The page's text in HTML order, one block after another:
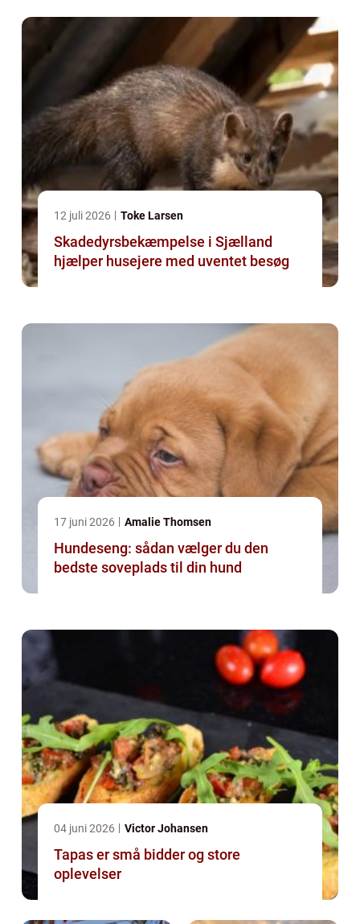
12 juli 2026 Toke Larsen
Skadedyrsbekæmpelse i Sjælland
hjælper husejere med uventet besøg
17 juni 2026 Amalie Thomsen
Hundeseng: sådan vælger du den
bedste soveplads til din hund
04 juni 2026 Victor Johansen
Tapas er små bidder og store
oplevelser